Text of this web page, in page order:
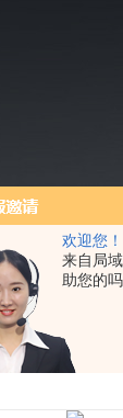
欢迎您！
来自局
助您的